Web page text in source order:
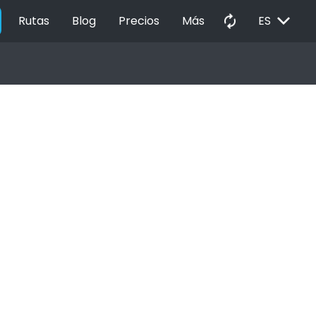
Rutas Blog Precios Más autorenew ES EXPAND_MORE